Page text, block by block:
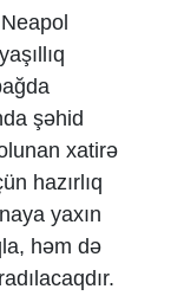
şəhid
xatirə
hazırlıq
yaxın
həm də